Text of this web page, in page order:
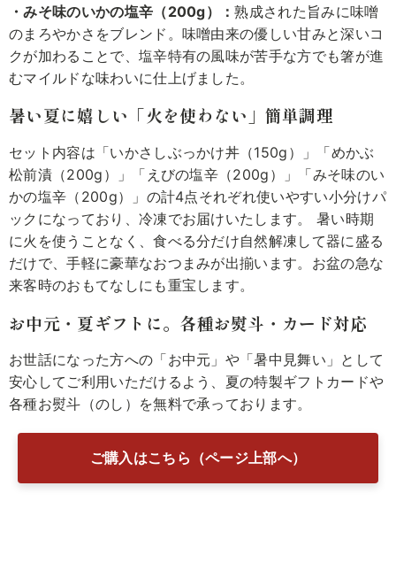
・みそ味のいかの塩辛（200g）：熟成された旨みに味噌
のまろやかさをブレンド。味噌由来の優しい甘みと深いコ
クが加わることで、塩辛特有の風味が苦手な方でも箸が進
むマイルドな味わいに仕上げました。
暑い夏に嬉しい「火を使わない」簡単調理
セット内容は「いかさしぶっかけ丼（150g）」「めかぶ
松前漬（200g）」「えびの塩辛（200g）」「みそ味のい
かの塩辛（200g）」の計4点それぞれ使いやすい小分けパ
ックになっており、冷凍でお届けいたします。 暑い時期
に火を使うことなく、食べる分だけ自然解凍して器に盛る
だけで、手軽に豪華なおつまみが出揃います。お盆の急な
来客時のおもてなしにも重宝します。
お中元・夏ギフトに。各種お熨斗・カード対応
お世話になった方への「お中元」や「暑中見舞い」として
安心してご利用いただけるよう、夏の特製ギフトカードや
各種お熨斗（のし）を無料で承っております。
ご購入はこちら（ページ上部へ）